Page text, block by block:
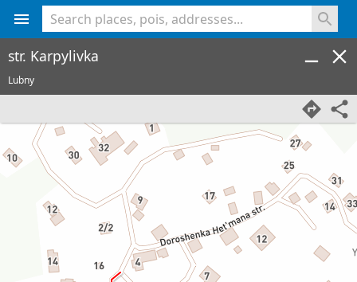
str. Karpylivka
Lubny
<% console.log(hcard) %>